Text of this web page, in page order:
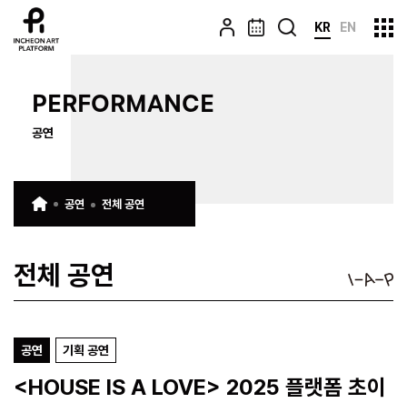
KR EN
PERFORMANCE
공연
공연 전체 공연
전체 공연
공연 기획 공연
<HOUSE IS A LOVE> 2025 플랫폼 초이